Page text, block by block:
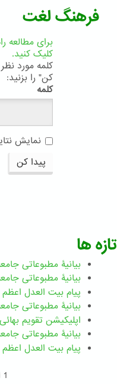
فرهنگ لغت
برای مطالعه
کلیک کنید.
کلمه مورد
کن" را بزنید:
کلمه
نمایش
پیدا کن
تازه ها
بیانیۀ مطبوعاتی جامعۀ
بیانیۀ مطبوعاتی جامعۀ جهانی
پیام بیت العدل اعظم - رضوان ۲۰۲۶
بیانیۀ مطبوعاتی جامعۀ جهانی
اپلیکیشن تقویم بهائی - ۱۸۳
بیانیۀ مطبوعاتی جامعۀ
پیام بیت العدل اعظم - ۸ اسفند
1 از 320